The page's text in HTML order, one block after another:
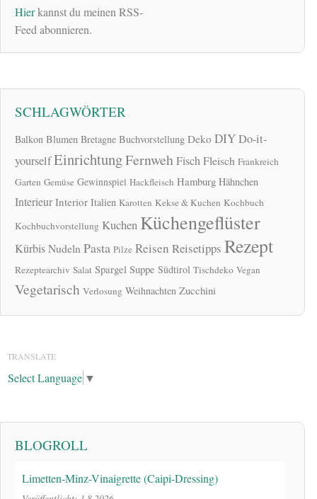
Hierkannst du meinen RSS-
Feed abonnieren.
SCHLAGWÖRTER
Balkon Blumen Bretagne Buchvorstellung Deko DIYDo-it-
yourselfEinrichtungFernwehFischFleisch Frankreich
Garten Gemüse Gewinnspiel Hackfleisch Hamburg Hähnchen
Interieur Interior Italien Karotten Kekse & Kuchen Kochbuch
Kochbuchvorstellung Kuchen Küchengeflüster
KürbisNudeln Pasta Pilze Reisen Reisetipps Rezept
Rezeptearchiv Salat Spargel Suppe Südtirol Tischdeko Vegan
Vegetarisch Verlosung Weihnachten Zucchini
TRANSLATE
Select Language ▼
BLOGROLL
Limetten-Minz-Vinaigrette (Caipi-Dressing)